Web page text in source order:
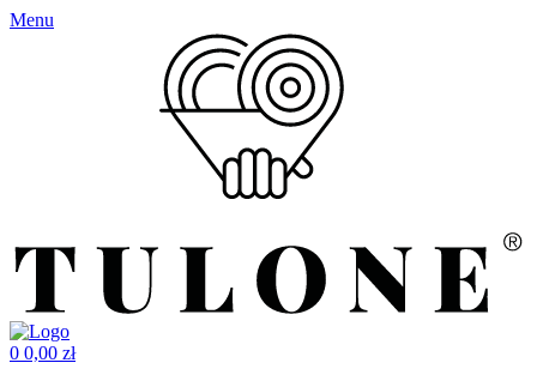
Menu
0 0,00 zł